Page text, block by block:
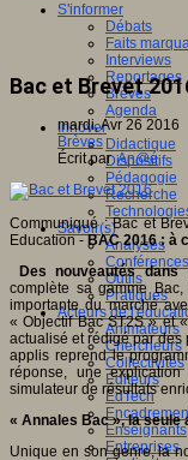
S'informer
Débats
Faits
Interviews
Reportages
Brèves
Agenda
Innover
Didactique
Dispositifs
Pédagogie
Recherche
Savoir(s)
Analyses
Conférences
Outils
Pratiques
Acteurs de
Animateurs
Chercheurs
Collectivités
Editeurs
EdTech
Enseignants
Entreprises
Bac et Brevet
mardi, Avr 26 2016
Brèves
Écrit parAn@é
Communiqué : Bac et
Education -BAC 2016 : à
Des nouveautés dans
complète sa gamme
importante du marché
« Objectif Bac ST2S » et
actualisé et rédigé par
applis reprend le
réponse, une
simulateur de résultats
« Annales Bac », la seule
Unique en son genre, la